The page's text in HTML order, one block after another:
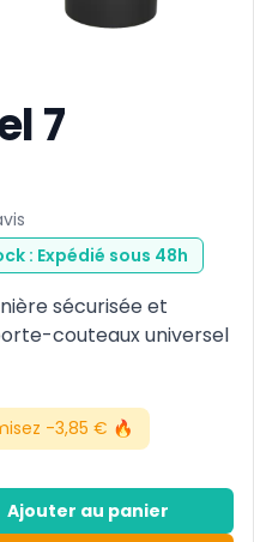
7
: Expédié sous 48h
sécurisée et
couteaux universel
-3,85 € 🔥
Ajouter au panier